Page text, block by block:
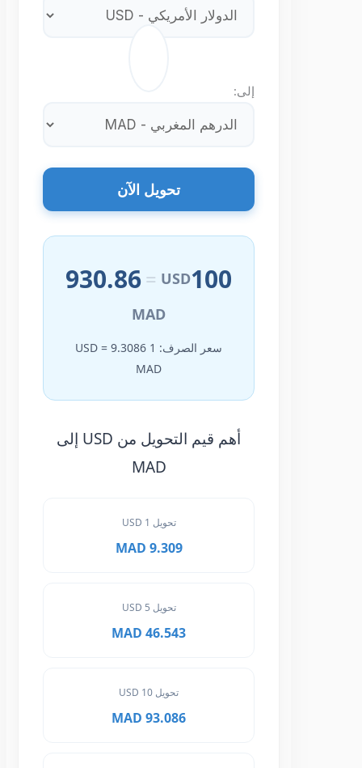
تحويل الآن
100
USD
=
930.86
MAD
سعر الصرف: 1 USD = 9.3086
أهم قيم التحويل من USD إلى
MAD
تحويل 1 USD
9.309 MAD
تحويل 5 USD
46.543 MAD
93.086 MAD